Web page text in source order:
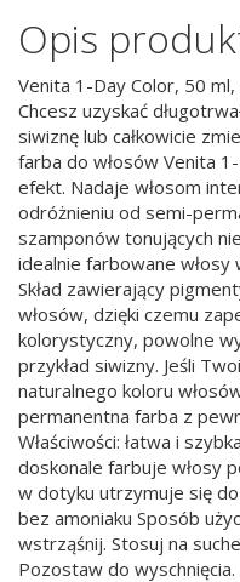
Opis
Venita 1-Day Color, 50
Chcesz uzyskać
siwiznę lub całkowicie
farba do włosów Venita
efekt. Nadaje włosom
odróżnieniu od semi-
szamponów tonujących
idealnie farbowane
Skład zawierający
włosów, dzięki czemu
kolorystyczny, powolne
przykład siwizny. Jeśli
naturalnego koloru
permanentna farba z
Właściwości: łatwa i
doskonale farbuje włosy
w dotyku utrzymuje się do
bez amoniaku Sposób
wstrząśnij. Stosuj na
Pozostaw do wyschnięcia.